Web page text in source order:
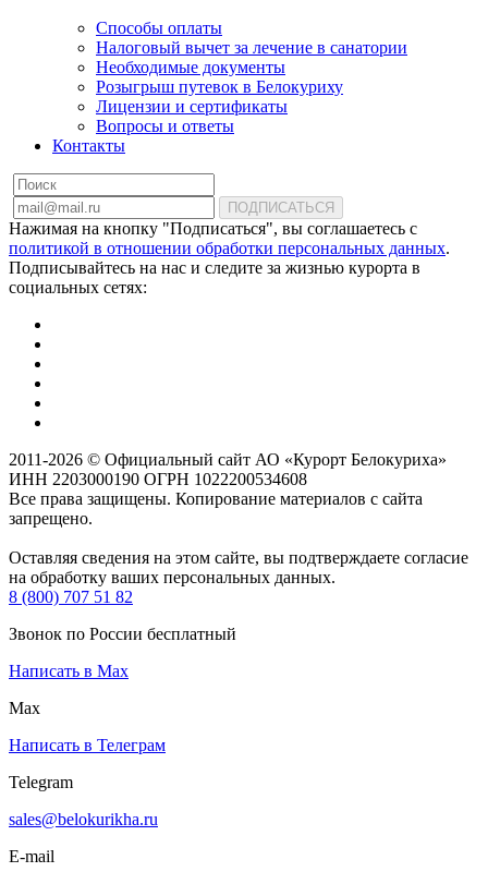
Способы оплаты
Налоговый вычет за лечение в санатории
Необходимые документы
Розыгрыш путевок в Белокуриху
Лицензии и сертификаты
Вопросы и ответы
Контакты
ПОДПИСАТЬСЯ
Нажимая на кнопку "Подписаться", вы соглашаетесь с
политикой в отношении обработки персональных данных.
Подписывайтесь на нас и следите за жизнью курорта в
социальных сетях:
2011-2026 © Официальный сайт АО «Курорт Белокуриха»
ИНН 2203000190 ОГРН 1022200534608
Все права защищены. Копирование материалов с сайта
запрещено.
Оставляя сведения на этом сайте, вы подтверждаете согласие
на обработку ваших персональных данных.
8 (800) 707 51 82
Звонок по России бесплатный
Написать в Max
Max
Написать в Телеграм
Telegram
sales@belokurikha.ru
E-mail